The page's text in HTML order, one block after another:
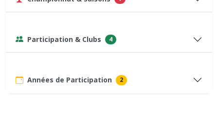
Participation & Clubs 4
Années de Participation 2